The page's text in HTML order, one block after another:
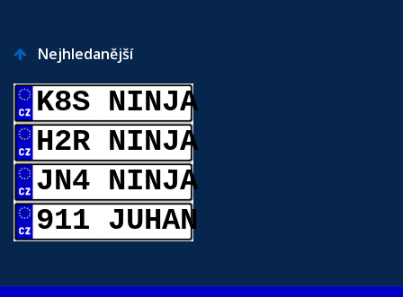
Nejhledanější
K8S NINJA
H2R NINJA
JN4 NINJA
911 JUHAN